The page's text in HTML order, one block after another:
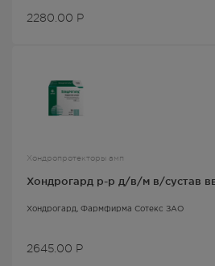
2280.00 Р
Хондропротекторы амп
Хондрогард р-р д/в/м в/сустав
Хондрогард, Фармфирма Сотекс ЗАО
2645.00 Р